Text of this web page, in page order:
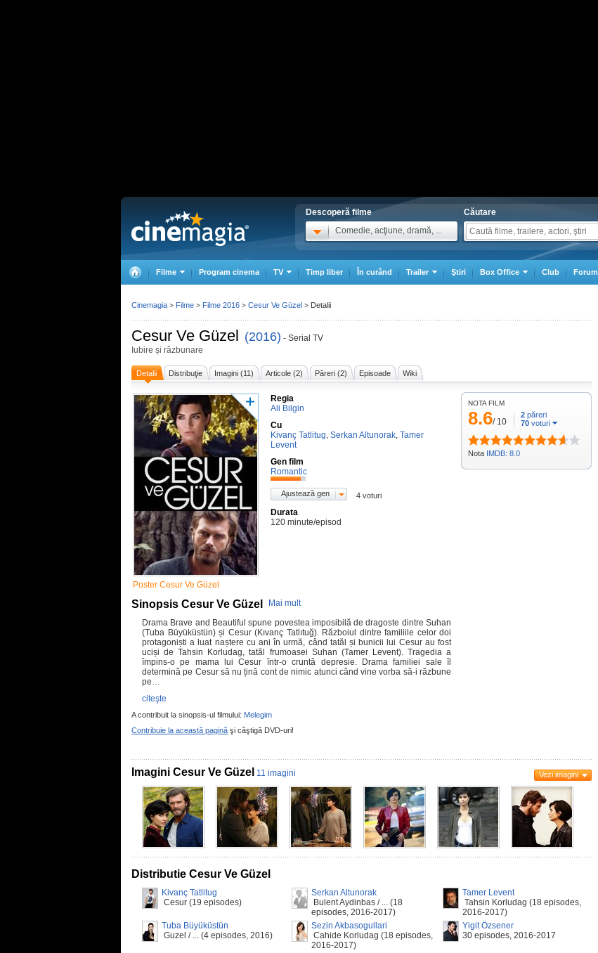
Descoperă filme
Comedie, acţiune, dramă, ...
Căutare
Filme Program cinema TV Timp liber În curând Trailer Ştiri Box Office Club Forum
Cesur Ve Güzel (2016) - Serial TV
Iubire și răzbunare
Detalii Distribuţie Imagini (11) Articole (2) Păreri (2) Episoade Wiki
Poster Cesur Ve Güzel
Regia
Ali Bilgin
Cu
Kivanç Tatlitug, Serkan Altunorak, Tamer
Levent
Gen film
Romantic
Ajustează gen 4 voturi
Durata
120 minute/episod
Sinopsis Cesur Ve Güzel
Mai mult
Drama Brave and Beautiful spune povestea imposibilă de dragoste dintre Suhan
(Tuba Büyüküstün) și Cesur (Kıvanç Tatlıtuğ). Războiul dintre familiile celor doi
protagoniști a luat naștere cu ani în urmă, când tatăl și bunicii lui Cesur au fost
uciși de Tahsin Korludag, tatăl frumoasei Suhan (Tamer Levent). Tragedia a
împins-o pe mama lui Cesur într-o cruntă depresie. Drama familiei sale îl
determină pe Cesur să nu țină cont de nimic atunci când vine vorba să-i răzbune
pe…
citeşte
A contribuit la sinopsis-ul filmului: Melegim
Contribuie la această pagină şi câştigă DVD-uri!
NOTA FILM
8.6/ 10
2 păreri
70 voturi
Nota IMDB: 8.0
Imagini Cesur Ve Güzel 11 imagini Vezi imagini
Distributie Cesur Ve Güzel
Kivanç Tatlitug
Cesur (19 episodes)
Serkan Altunorak
Bulent Aydinbas / ... (18
episodes, 2016-2017)
Tamer Levent
Tahsin Korludag (18 episodes,
2016-2017)
Tuba Büyüküstün
Guzel / ... (4 episodes, 2016)
Sezin Akbasogullari
Cahide Korludag (18 episodes,
2016-2017)
Yigit Özsener
30 episodes, 2016-2017
Cinemagia > Filme > Filme 2016 > Cesur Ve Güzel > Detalii